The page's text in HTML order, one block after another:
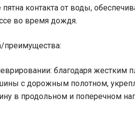
контакта от воды,
во время дождя.
преимущества:
благодаря
шины с дорожным полотном,
в продольном и поперечном